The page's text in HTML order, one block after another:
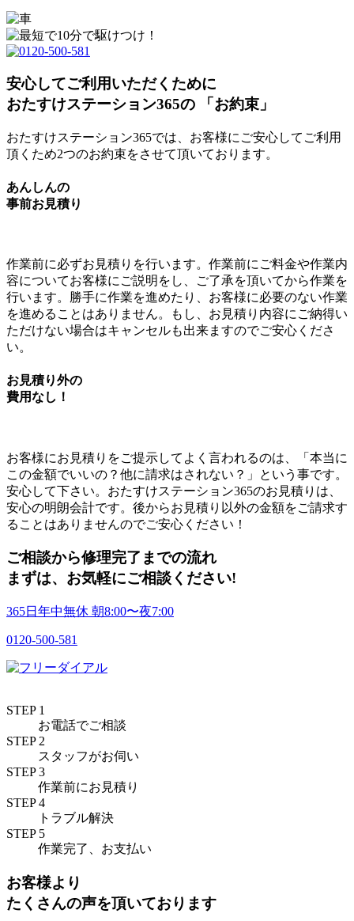
安心してご利用いただくために
おたすけステーション365の
「 お約束 」
おたすけステーション365では、お客様にご安心してご利用
頂くため2つのお約束をさせて頂いております。
あんしんの
事前お見積り
作業前に必ずお見積りを行います。作業前にご料金や作業内
容についてお客様にご説明をし、ご了承を頂いてから作業を
行います。 勝手に作業を進めたり、お客様に必要のない作業
を進めることはありません。
もし、お見積り内容にご納得い
ただけない場合はキャンセルも出来ますのでご安心くださ
い。
お見積り外の
費用なし！
お客様にお見積りをご提示してよく言われるのは、「本当に
この金額でいいの？他に請求はされない？」という事です。
安心して下さい。おたすけステーション365のお見積りは、
安心の明朗会計です。 後からお見積り以外の金額をご請求す
ることはありませんのでご安心ください！
ご相談から修理完了までの流れ
まずは、お気軽にご相談ください!
365日年中無休 朝8:00〜夜7:00
0120-500-581
STEP 1
お電話でご相談
STEP 2
スタッフがお伺い
STEP 3
作業前にお見積り
STEP 4
トラブル解決
STEP 5
作業完了、お支払い
お客様より
たくさんの声を頂いております